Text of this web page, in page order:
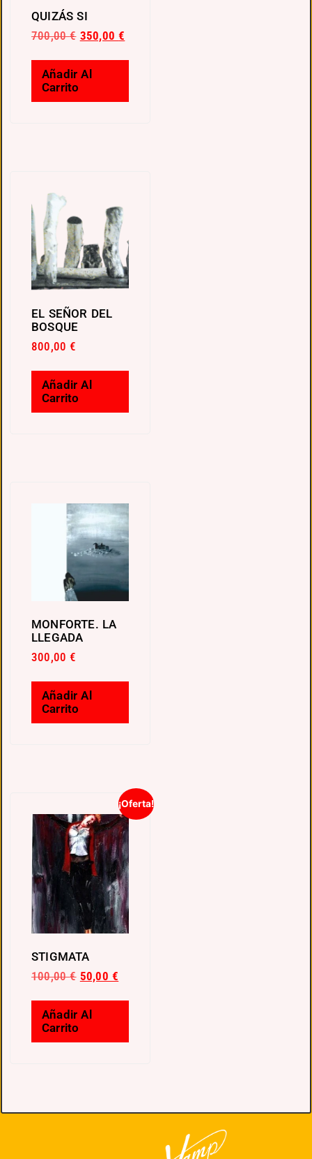
QUIZÁS SI
700,00€ 350,00€
Añadir Al
Carrito
EL SEÑOR DEL
BOSQUE
800,00€
Añadir Al
Carrito
MONFORTE. LA
LLEGADA
300,00€
Añadir Al
Carrito
¡Oferta!
STIGMATA
100,00€ 50,00€
Añadir Al
Carrito